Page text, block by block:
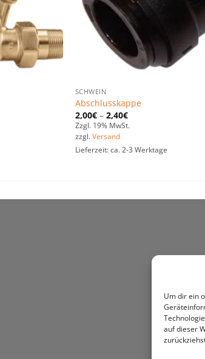
Um dir ein
auf dieser
SCHWEIN
Abschlusskappe
2,00€– 2,40€
Zzgl. 19% MwSt.
zzgl. Versand
Lieferzeit: ca. 2-3 Werktage